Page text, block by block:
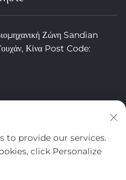
Ζώνη Sandian
Κίνα Post Code:
to provide our services.
click Personalize